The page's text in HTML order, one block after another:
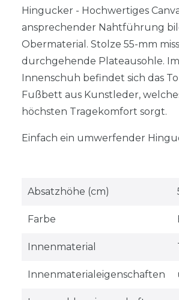
Hingucker - Hochwertiges
ansprechender Nahtführung
Obermaterial. Stolze 55-mm
durchgehende Plateausohle.
Innenschuh befindet sich das
Fußbett aus Kunstleder,
höchsten Tragekomfort sorgt.
Einfach ein umwerfender
Absatzhöhe (cm)
Farbe
Innenmaterial
Innenmaterialeigenschaften